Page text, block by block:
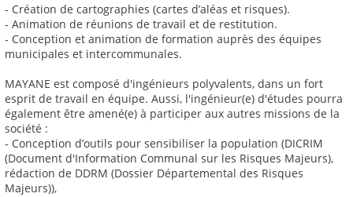
- Création de cartographies (cartes d’aléas et risques).
- Animation de réunions de travail et de restitution.
- Conception et animation de formation auprès des équipes
municipales et intercommunales.
MAYANE est composé d'ingénieurs polyvalents, dans un fort
esprit de travail en équipe. Aussi, l'ingénieur(e) d'études pourra
également être amené(e) à participer aux autres missions de la
société :
- Conception d’outils pour sensibiliser la population (DICRIM
(Document d'Information Communal sur les Risques Majeurs),
rédaction de DDRM (Dossier Départemental des Risques
Majeurs)),